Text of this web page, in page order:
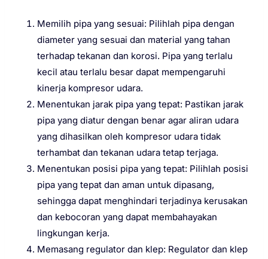
Memilih pipa yang sesuai: Pilihlah pipa dengan
diameter yang sesuai dan material yang tahan
terhadap tekanan dan korosi. Pipa yang terlalu
kecil atau terlalu besar dapat mempengaruhi
kinerja kompresor udara.
Menentukan jarak pipa yang tepat: Pastikan jarak
pipa yang diatur dengan benar agar aliran udara
yang dihasilkan oleh kompresor udara tidak
terhambat dan tekanan udara tetap terjaga.
Menentukan posisi pipa yang tepat: Pilihlah posisi
pipa yang tepat dan aman untuk dipasang,
sehingga dapat menghindari terjadinya kerusakan
dan kebocoran yang dapat membahayakan
lingkungan kerja.
Memasang regulator dan klep: Regulator dan klep